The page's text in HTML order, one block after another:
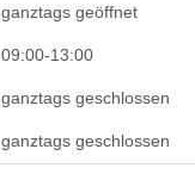
ganztags geöffnet
09:00-13:00
ganztags geschlossen
ganztags geschlossen